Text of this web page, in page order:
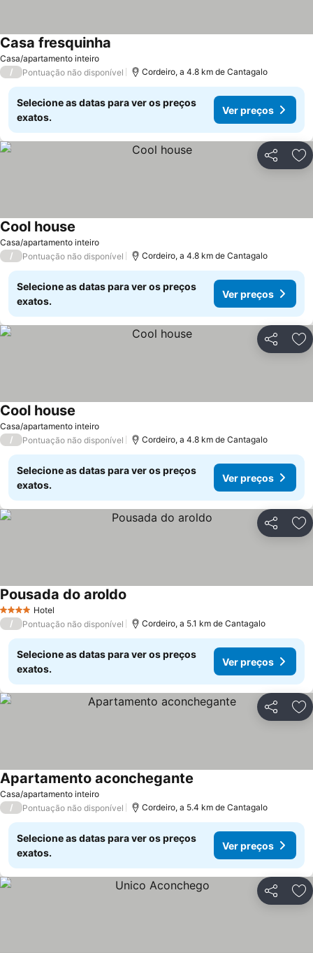
Casa/apartamento inteiro
Casa fresquinha
/ Pontuação não disponível Cordeiro, a 4.8 km de Cantagalo
Selecione as datas para ver os preços
exatos.
Ver preços
Partilhar
Casa/apartamento inteiro
Cool house
/ Pontuação não disponível Cordeiro, a 4.8 km de Cantagalo
Selecione as datas para ver os preços
exatos.
Ver preços
Partilhar
Casa/apartamento inteiro
Cool house
/ Pontuação não disponível Cordeiro, a 4.8 km de Cantagalo
Selecione as datas para ver os preços
exatos.
Ver preços
Partilhar
4 EstrelasHotel
Pousada do aroldo
/ Pontuação não disponível Cordeiro, a 5.1 km de Cantagalo
Selecione as datas para ver os preços
exatos.
Ver preços
Partilhar
Casa/apartamento inteiro
Apartamento aconchegante
/ Pontuação não disponível Cordeiro, a 5.4 km de Cantagalo
Selecione as datas para ver os preços
exatos.
Ver preços
Partilhar